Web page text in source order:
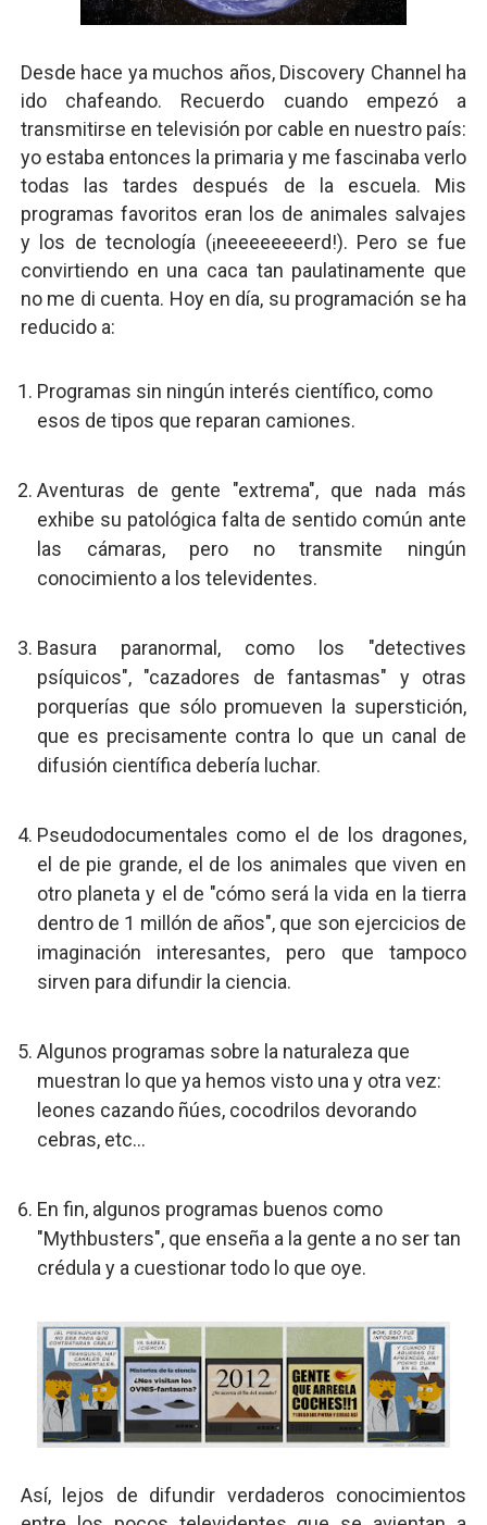
Desde hace ya muchos años, Discovery Channel ha
ido chafeando. Recuerdo cuando empezó a
transmitirse en televisión por cable en nuestro país:
yo estaba entonces la primaria y me fascinaba verlo
todas las tardes después de la escuela. Mis
programas favoritos eran los de animales salvajes
y los de tecnología (¡neeeeeeeerd!). Pero se fue
convirtiendo en una caca tan paulatinamente que
no me di cuenta. Hoy en día, su programación se ha
reducido a:
Programas sin ningún interés científico, como
esos de tipos que reparan camiones.
Aventuras de gente "extrema", que nada más
exhibe su patológica falta de sentido común ante
las cámaras, pero no transmite ningún
conocimiento a los televidentes.
Basura paranormal, como los "detectives
psíquicos", "cazadores de fantasmas" y otras
porquerías que sólo promueven la superstición,
que es precisamente contra lo que un canal de
difusión científica debería luchar.
Pseudodocumentales como el de los dragones,
el de pie grande, el de los animales que viven en
otro planeta y el de "cómo será la vida en la tierra
dentro de 1 millón de años", que son ejercicios de
imaginación interesantes, pero que tampoco
sirven para difundir la ciencia.
Algunos programas sobre la naturaleza que
muestran lo que ya hemos visto una y otra vez:
leones cazando ñúes, cocodrilos devorando
cebras, etc...
En fin, algunos programas buenos como
"Mythbusters", que enseña a la gente a no ser tan
crédula y a cuestionar todo lo que oye.
Así, lejos de difundir verdaderos conocimientos